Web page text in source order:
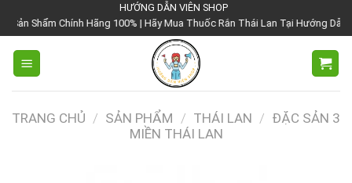
đến
nội
dung
HƯỚNG DẪN VIÊN SHOP
Hãng 100% | Hãy Mua Thuốc Rắn Thái Lan Tại Hướng Dẫn Viên Shop | Với
TRANG CHỦ / SẢN PHẨM / THÁI LAN / ĐẶC SẢN 3
MIỀN THÁI LAN